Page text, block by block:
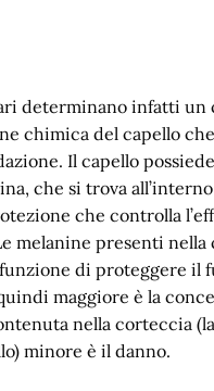
determinano infatti un
chimica del capello
Il capello
che si trova
che controlla
melanine presenti nella
di proteggere il
maggiore è la
nella corteccia
minore è il danno.